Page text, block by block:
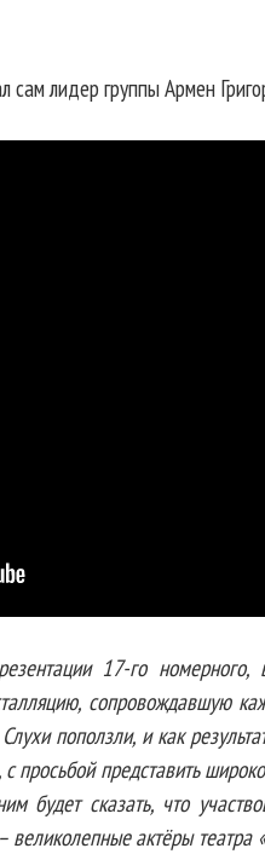
лидер группы Армен
17-го номерного,
сопровождавшую
поползли, и как
просьбой представить
будет сказать, что
великолепные актёры